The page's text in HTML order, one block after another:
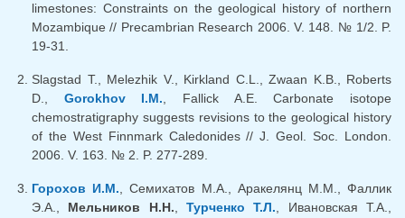
limestones: Constraints on the geological history of northern
Mozambique // Precambrian Research 2006. V. 148. № 1/2. P.
19-31.
Slagstad T., Melezhik V., Kirkland C.L., Zwaan K.B., Roberts
D., Gorokhov I.M. , Fallick A.E. Carbonate isotope
chemostratigraphy suggests revisions to the geological history
of the West Finnmark Caledonides // J. Geol. Soc. London.
2006. V. 163. № 2. P. 277-289.
Горохов И.М. , Семихатов М.А., Аракелянц М.М., Фаллик
Э.А., Мельников Н.Н. ,Турченко Т.Л. , Ивановская Т.А.,